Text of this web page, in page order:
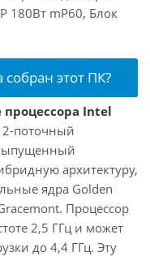
180Вт mP60, Блок
этот ПК?
процессора Intel
поточный
архитектуру,
ядра Golden
Процессор
2,5 ГГц и может
до 4,4 ГГц. Эту